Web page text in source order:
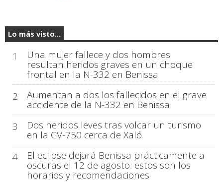
Lo más visto...
1 Una mujer fallece y dos hombres
resultan heridos graves en un choque
frontal en la N-332 en Benissa
2
Aumentan a dos los fallecidos en el grave
accidente de la N-332 en Benissa
3
Dos heridos leves tras volcar un turismo
en la CV-750 cerca de Xaló
4
El eclipse dejará Benissa prácticamente a
oscuras el 12 de agosto: estos son los
horarios y recomendaciones